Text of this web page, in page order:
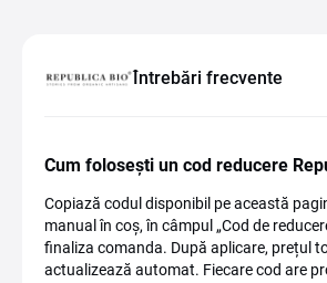
Întrebări frecvente
Cum folosești un cod reducere
Copiază codul disponibil pe această
manual în coș, în câmpul „Cod de
finaliza comanda. După aplicare, prețul
actualizează automat. Fiecare cod are